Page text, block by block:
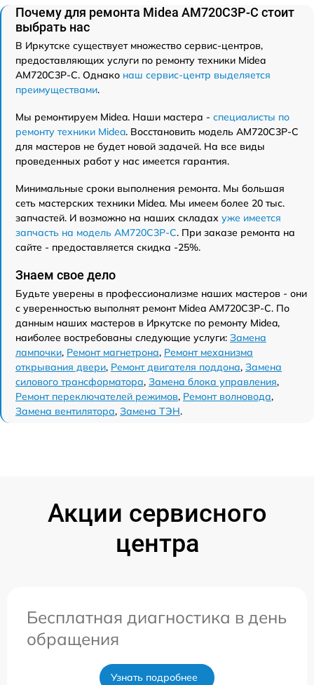
Почему для ремонта Midea AM720C3P-C стоит
выбрать нас
В Иркутске существует множество сервис-центров,
предоставляющих услуги по ремонту техники Midea
AM720C3P-C. Однако наш сервис-центр выделяется
преимуществами.
Мы ремонтируем Midea. Наши мастера - специалисты по
ремонту техники Midea. Восстановить модель AM720C3P-C
для мастеров не будет новой задачей. На все виды
проведенных работ у нас имеется гарантия.
Минимальные сроки выполнения ремонта. Мы большая
сеть мастерских техники Midea. Мы имеем более 20 тыс.
запчастей. И возможно на наших складах уже имеется
запчасть на модель AM720C3P-C. При заказе ремонта на
сайте - предоставляется скидка -25%.
Знаем свое дело
Будьте уверены в профессионализме наших мастеров - они
с уверенностью выполнят ремонт Midea AM720C3P-C. По
данным наших мастеров в Иркутске по ремонту Midea,
наиболее востребованы следующие услуги: Замена
лампочки, Ремонт магнетрона, Ремонт механизма
открывания двери, Ремонт двигателя поддона, Замена
силового трансформатора, Замена блока управления,
Ремонт переключателей режимов, Ремонт волновода,
Замена вентилятора, Замена ТЭН.
Акции сервисного
центра
Бесплатная диагностика в день
обращения
Узнать подробнее